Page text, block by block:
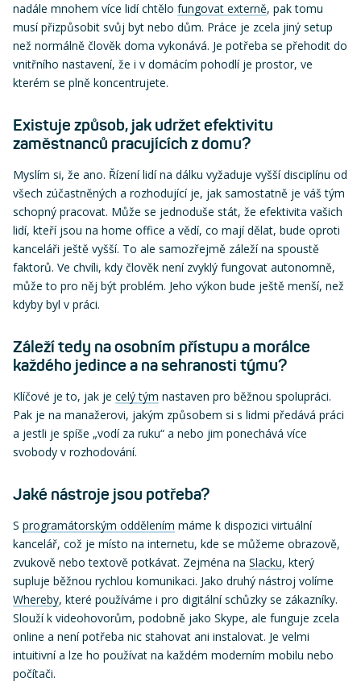
nadále mnohem více lidí chtělo fungovat externě, pak tomu
musí přizpůsobit svůj byt nebo dům. Práce je zcela jiný setup
než normálně člověk doma vykonává. Je potřeba se přehodit do
vnitřního nastavení, že i v domácím pohodlí je prostor, ve
kterém se plně koncentrujete.
Existuje způsob, jak udržet efektivitu
zaměstnanců pracujících z domu?
Myslím si, že ano. Řízení lidí na dálku vyžaduje vyšší disciplínu od
všech zúčastněných a rozhodující je, jak samostatně je váš tým
schopný pracovat. Může se jednoduše stát, že efektivita vašich
lidí, kteří jsou na home office a vědí, co mají dělat, bude oproti
kanceláři ještě vyšší. To ale samozřejmě záleží na spoustě
faktorů. Ve chvíli, kdy člověk není zvyklý fungovat autonomně,
může to pro něj být problém. Jeho výkon bude ještě menší, než
kdyby byl v práci.
Záleží tedy na osobním přístupu a morálce
každého jedince a na sehranosti týmu?
Klíčové je to, jak je celý tým nastaven pro běžnou spolupráci.
Pak je na manažerovi, jakým způsobem si s lidmi předává práci
a jestli je spíše „vodí za ruku“ a nebo jim ponechává více
svobody v rozhodování.
Jaké nástroje jsou potřeba?
S programátorským oddělením máme k dispozici virtuální
kancelář, což je místo na internetu, kde se můžeme obrazově,
zvukově nebo textově potkávat. Zejména na Slacku, který
supluje běžnou rychlou komunikaci. Jako druhý nástroj volíme
Whereby, které používáme i pro digitální schůzky se zákazníky.
Slouží k videohovorům, podobně jako Skype, ale funguje zcela
online a není potřeba nic stahovat ani instalovat. Je velmi
intuitivní a lze ho používat na každém moderním mobilu nebo
počítači.